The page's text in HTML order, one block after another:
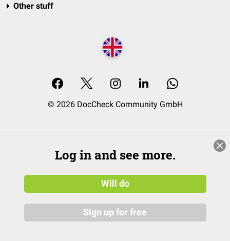
Other stuff
© 2026 DocCheck Community GmbH
Log in and see more.
Will do
Sign up for free